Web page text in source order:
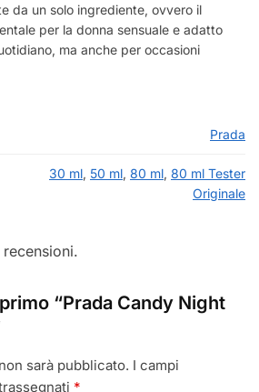
da un solo ingrediente, ovvero il
per la donna sensuale e adatto
ma anche per occasioni
Prada
30 ml, 50 ml, 80 ml, 80 ml Tester
Originale
“Prada Candy Night
sarà pubblicato. I campi
*